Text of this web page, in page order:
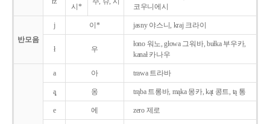
시*
코우니에시
반모음
j 이* jasny 야스니, kraj 크라이
ł 우
łono 워노, głowa 그워바, bułka 부우카,
kanał 카나우
a 아 trawa 트라바
ą̨ 옹 trąba 트롱바, mąka 몽카, kąt 콩트, tą 통
e 에 zero 제로